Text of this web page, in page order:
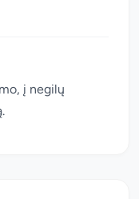
į negilų